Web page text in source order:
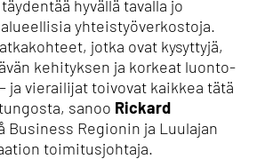
hyvällä tavalla jo
yhteistyöverkostoja.
jotka ovat kysyttyjä,
kehityksen ja korkeat luonto-
ja vierailijat toivovat kaikkea tätä
sanoo Rickard
Business Regionin ja Luulajan
toimitusjohtaja.